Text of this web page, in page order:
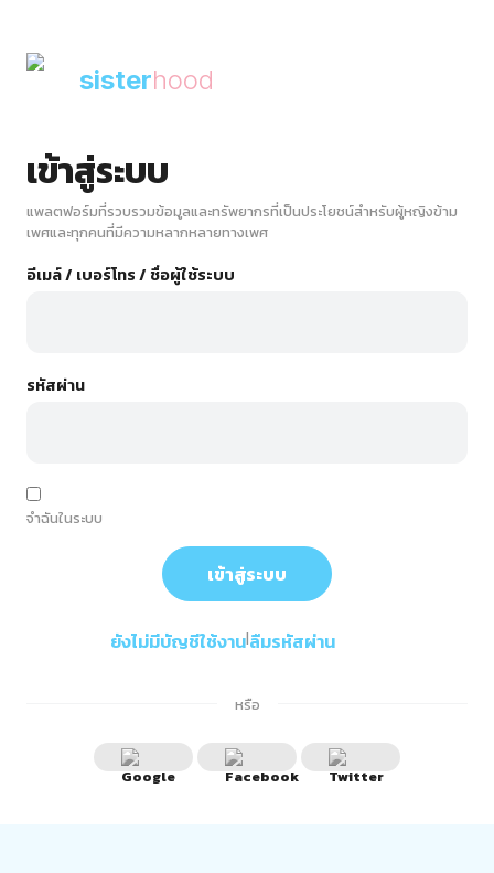
sisterhood
เข้าสู่ระบบ
แพลตฟอร์มที่รวบรวมข้อมูลและทรัพยากรที่เป็นประโยชน์สำหรับผู้หญิงข้าม
เพศและทุกคนที่มีความหลากหลายทางเพศ
อีเมล์ / เบอร์โทร / ชื่อผู้ใช้ระบบ
รหัสผ่าน
จำฉันในระบบ
เข้าสู่ระบบ
ยังไม่มีบัญชีใช้งาน|ลืมรหัสผ่าน
หรือ